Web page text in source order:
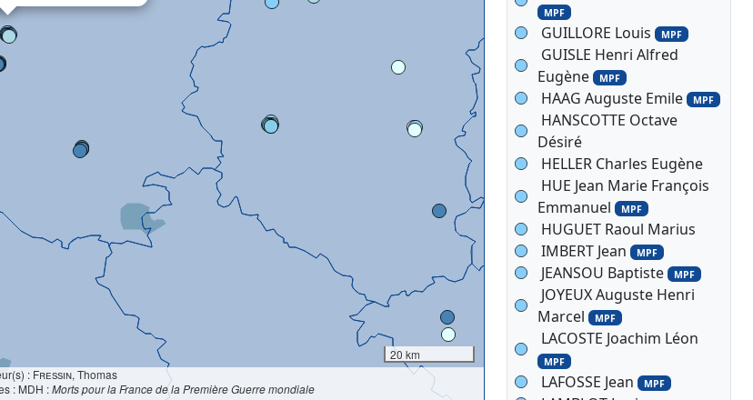
20 km
: Fressin, Thomas
: MDH :Morts pour la France de la Première Guerre mondiale
MPF
GUILLORE Louis MPF
GUISLE Henri Alfred
Eugène MPF
HAAG Auguste Emile MPF
HANSCOTTE Octave
Désiré
HELLER Charles Eugène
HUE Jean Marie François
Emmanuel MPF
HUGUET Raoul Marius
IMBERT Jean MPF
JEANSOU Baptiste MPF
JOYEUX Auguste Henri
Marcel MPF
LACOSTE Joachim Léon
MPF
LAFOSSE Jean MPF